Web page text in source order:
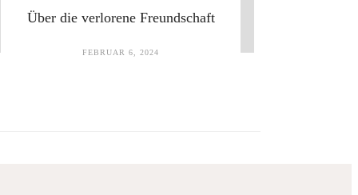
Über die verlorene Freundschaft
FEBRUAR 6, 2024